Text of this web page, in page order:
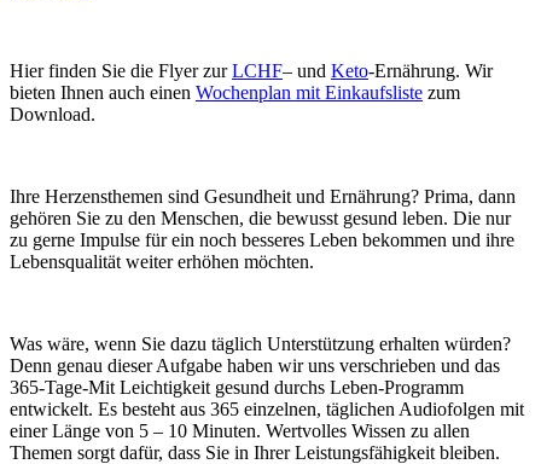
Hier finden Sie die Flyer zurLCHF– und Keto-Ernährung. Wir
bieten Ihnen auch einen Wochenplan mit Einkaufsliste zum
Download.
Ihre Herzensthemen sind Gesundheit und Ernährung? Prima, dann
gehören Sie zu den Menschen, die bewusst gesund leben. Die nur
zu gerne Impulse für ein noch besseres Leben bekommen und ihre
Lebensqualität weiter erhöhen möchten.
Was wäre, wenn Sie dazu täglich Unterstützung erhalten würden?
Denn genau dieser Aufgabe haben wir uns verschrieben und das
365-Tage-Mit Leichtigkeit gesund durchs Leben-Programm
entwickelt. Es besteht aus 365 einzelnen, täglichen Audiofolgen mit
einer Länge von 5 – 10 Minuten. Wertvolles Wissen zu allen
Themen sorgt dafür, dass Sie in Ihrer Leistungsfähigkeit bleiben.